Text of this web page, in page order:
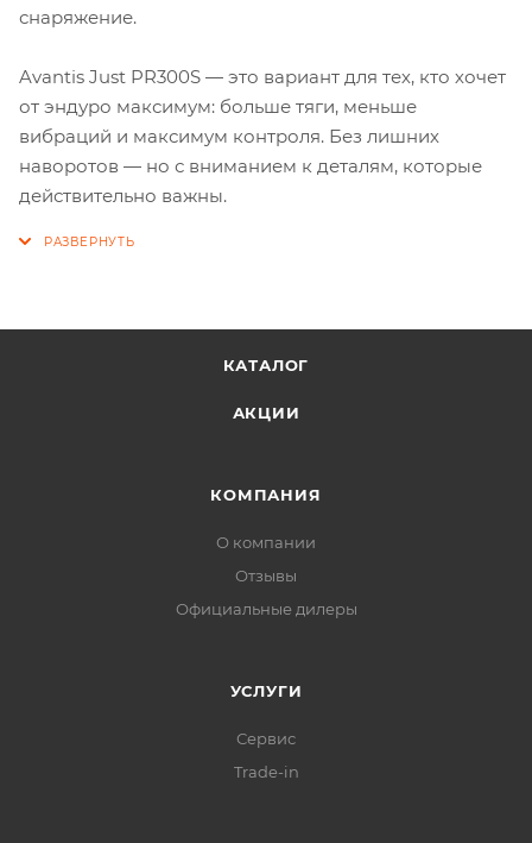
снаряжение.
Avantis Just PR300S — это вариант для тех, кто хочет
от эндуро максимум: больше тяги, меньше
вибраций и максимум контроля. Без лишних
наворотов — но с вниманием к деталям, которые
действительно важны.
КАТАЛОГ
АКЦИИ
КОМПАНИЯ
О компании
Отзывы
Официальные дилеры
УСЛУГИ
Сервис
Trade-in